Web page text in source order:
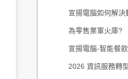
宣揚電腦如何解
為零售業軍火庫?
宣揚電腦-智能餐
2026 資訊服務轉